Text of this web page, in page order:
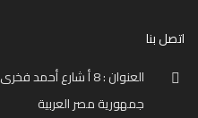
اتصل بنا
العنوان : 8 أ شارع
جمهورية مصر العربية